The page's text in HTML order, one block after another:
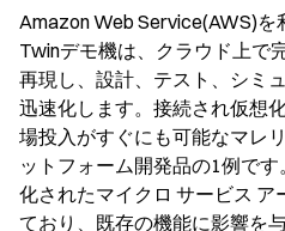
Amazon Web Service(AWS)
Twinデモ機は、クラウド上で
再現し、設計、テスト、シミ
迅速化します。接続され仮想
場投入がすぐにも可能なマレ
ットフォーム開発品の1例で
化されたマイクロ サービス
ており、既存の機能に影響を